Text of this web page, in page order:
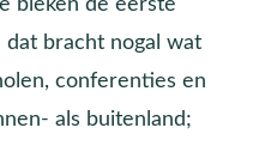
bleken de eerste
dat bracht nogal wat
conferenties en
als buitenland;